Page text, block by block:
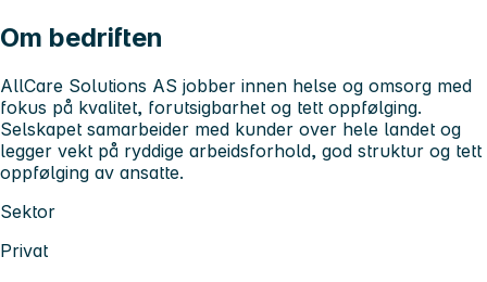
Om bedriften
AllCare Solutions AS jobber innen helse og omsorg med
fokus på kvalitet, forutsigbarhet og tett oppfølging.
Selskapet samarbeider med kunder over hele landet og
legger vekt på ryddige arbeidsforhold, god struktur og tett
oppfølging av ansatte.
Sektor
Privat